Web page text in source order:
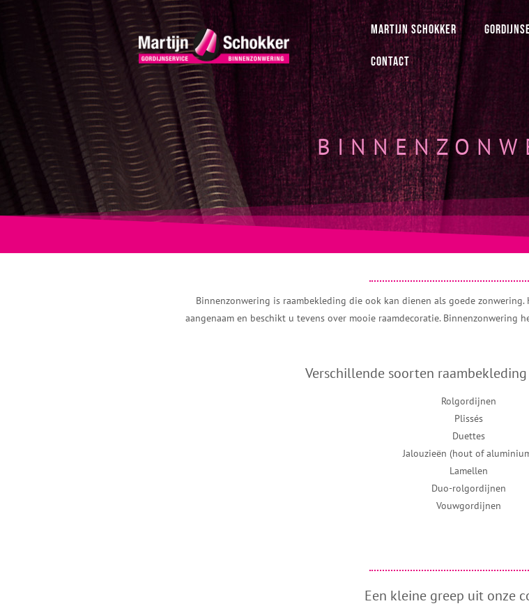
MARTIJN SCHOKKER
CONTACT
Binnenzonwering is raambekleding die ook kan dienen als goede
aangenaam en beschikt u tevens over mooie raamdecoratie. Binnenzonwering
Verschillende soorten
Rolgordijnen
Plissés
Duettes
Jalouzieën (hout of
Lamellen
Duo-rolgordijnen
Vouwgordijnen
Een kleine greep uit onze